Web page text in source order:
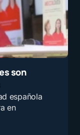
son
española
en